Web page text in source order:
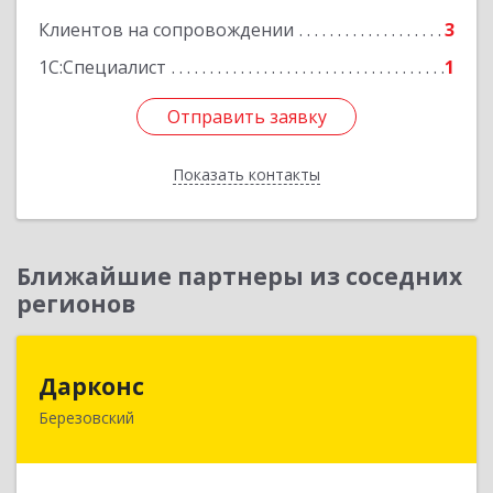
Клиентов на сопровождении
3
1С:Специалист
1
Отправить заявку
Показать контакты
Отправить заявку
Назад
Ближайшие партнеры из соседних
регионов
Дарконс
Березовский623700, Свердловская обл, Березовский г,